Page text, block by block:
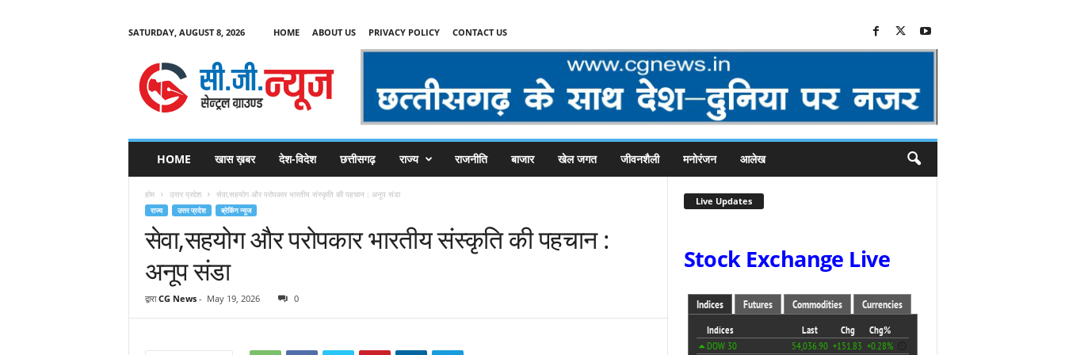
SATURDAY, AUGUST 8, 2026 HOME ABOUT US PRIVACY POLICY CONTACT US
C
HOME खास ख़बर देश-विदेश छत्तीसगढ़ राज्य राजनीति बाजार खेल जगत जीवनशैली मनोरंजन आलेख
होम उत्तर प्रदेश सेवा,सहयोग और परोपकार भारतीय संस्कृति की पहचान : अनूप संडा
राज्य उत्तर प्रदेश ब्रेकिंग न्यूज
सेवा,सहयोग और परोपकार भारतीय संस्कृति की पहचान :
अनूप संडा
द्वारा CG News- May 19, 2026 0
Live Updates
Stock Exchange Live